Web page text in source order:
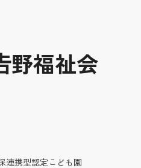
野福祉会
連携型認定こども園